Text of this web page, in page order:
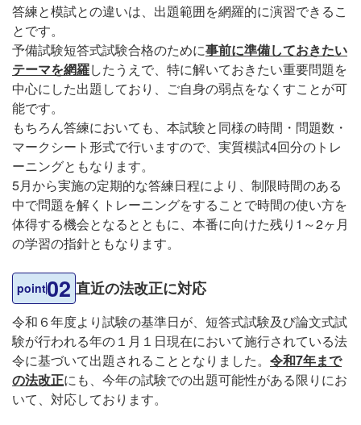
答練と模試との違いは、出題範囲を網羅的に演習できるこ
とです。
予備試験短答式試験合格のために事前に準備しておきたい
テーマを網羅したうえで、特に解いておきたい重要問題を
中心にした出題しており、ご自身の弱点をなくすことが可
能です。
もちろん答練においても、本試験と同様の時間・問題数・
マークシート形式で行いますので、実質模試4回分のトレ
ーニングともなります。
5月から実施の定期的な答練日程により、制限時間のある
中で問題を解くトレーニングをすることで時間の使い方を
体得する機会となるとともに、本番に向けた残り1～2ヶ月
の学習の指針ともなります。
point02 直近の法改正に対応
令和６年度より試験の基準日が、短答式試験及び論文式試
験が行われる年の１月１日現在において施行されている法
令に基づいて出題されることとなりました。 令和7年まで
の法改正にも、今年の試験での出題可能性がある限りにお
いて、対応しております。